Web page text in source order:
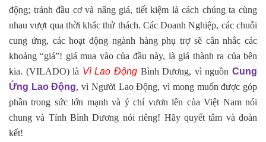
động; tránh đầu cơ và nâng giá, tiết kiệm là cách chúng ta cùng
nhau vượt qua thời khắc thử thách. Các Doanh Nghiệp, các chuỗi
cung ứng, các hoạt động ngành hàng phụ trợ sẽ cân nhắc các
khoảng “giá”! giá mua vào của đầu này, là giá thành ra của bên
kia. (VILADO)là Vì LaoĐộng Bình Dương, vì nguồnCung
Ứng LaoĐộng, vì Người Lao Động, vì mong muốn được góp
phần trong sức lớn mạnh và ý chí vươn lên của Việt Nam nói
chung và Tỉnh Bình Dương nói riêng! Hãy quyết tâm và đoàn
kết!